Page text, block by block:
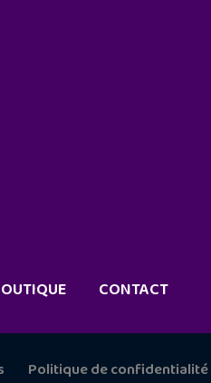
CONTACT
Politique de confidentialité